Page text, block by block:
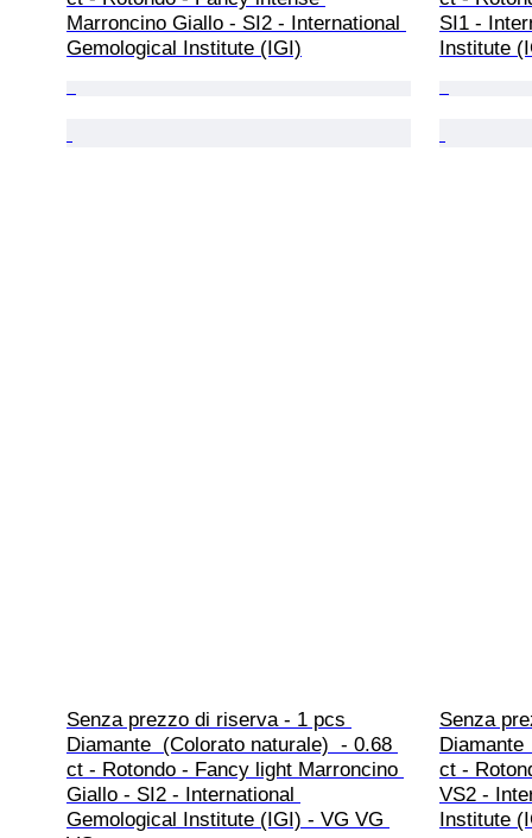
Marroncino Giallo - SI2 - International
Gemological Institute (IGI)
SI1 -
Institute
Senza prezzo di riserva - 1 pcs
Diamante  (Colorato naturale)  - 0.68
ct - Rotondo - Fancy light Marroncino
Giallo - SI2 - International
Gemological Institute (IGI) - VG VG
Senza
ct -
VS2 -
Institute